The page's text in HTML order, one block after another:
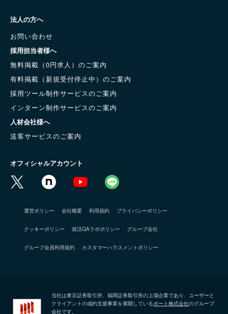
法人の方へ
お問い合わせ
採用担当者様へ
無料掲載（0円求人）のご案内
有料掲載（新規受付停止中）のご案内
採用ツール制作サービスのご案内
インターン制作サービスのご案内
人材会社様へ
送客サービスのご案内
オフィシャルアカウント
運営ポリシー 会社概要 利用規約 プライバシーポリシー
クッキーポリシー 就活QAラボポリシー グループ会社
グループ会員利用規約 カスタマーハラスメントポリシー
当社は東京証券取引所、福岡証券取引所の上場企業であり、ユーザーと
クライアントの成約支援事業を展開しているポート株式会社のグループ
会社です。